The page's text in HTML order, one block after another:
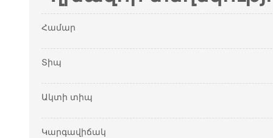
Համար
Տիպ
Ակտի տիպ
Կարգավիճակ